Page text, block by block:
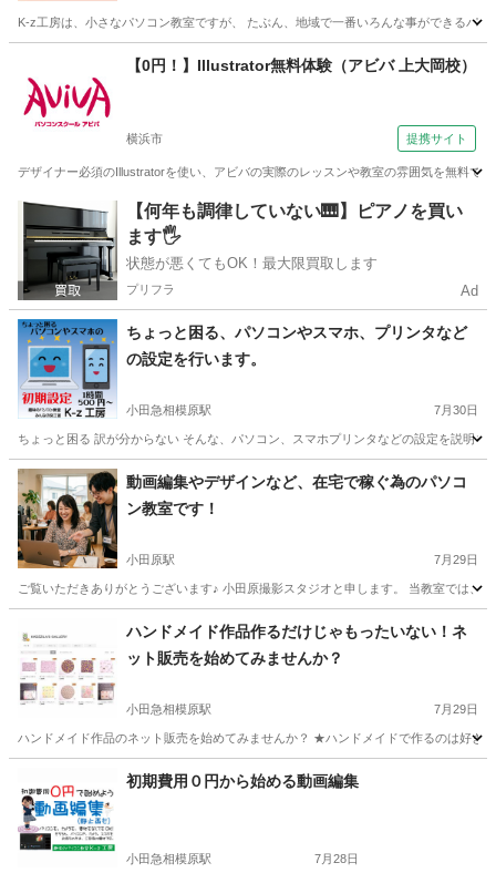
K-z工房は、小さなパソコン教室ですが、 たぶん、地域で一番いろんな事ができるパ
相模原市 小田急相模原駅 Windows総合 工房
【0円！】Illustrator無料体験（アビバ 上大岡校）
横浜市 提携サイト
デザイナー必須のIllustratorを使い、アビバの実際のレッスンや教室の雰囲気を無料で
神奈川 Illustrator
【何年も調律していない🎹】ピアノを買い
ます🖐️
状態が悪くてもOK！最大限買取します
プリフラ Ad
ちょっと困る、パソコンやスマホ、プリンタなど
の設定を行います。
小田急相模原駅 7月30日
ちょっと困る 訳が分からない そんな、パソコン、スマホプリンタなどの設定を説明
神奈川 相模原市 小田急相模原駅 Windows総合 料金
動画編集やデザインなど、在宅で稼ぐ為のパソコ
ン教室です！
小田原駅 7月29日
ご覧いただきありがとうございます♪ 小田原撮影スタジオと申します。 当教室では
小田原駅 その他 動画編集
ハンドメイド作品作るだけじゃもったいない！ネ
ット販売を始めてみませんか？
小田急相模原駅 7月29日
ハンドメイド作品のネット販売を始めてみませんか？ ★ハンドメイドで作るのは好き
相模原市 小田急相模原駅 その他 ハンドメイド
初期費用０円から始める動画編集
小田急相模原駅 7月28日